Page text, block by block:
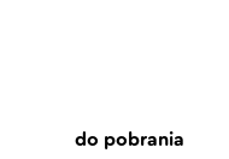
do pobrania